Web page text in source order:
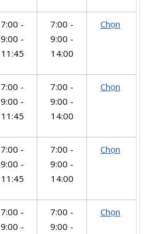
7:00 -
9:00 -
11:45
7:00 -
9:00 -
14:00
Chọn
7:00 -
9:00 -
11:45
7:00 -
9:00 -
14:00
Chọn
7:00 -
9:00 -
11:45
7:00 -
9:00 -
14:00
Chọn
7:00 -
9:00 -
7:00 -
9:00 -
Chọn